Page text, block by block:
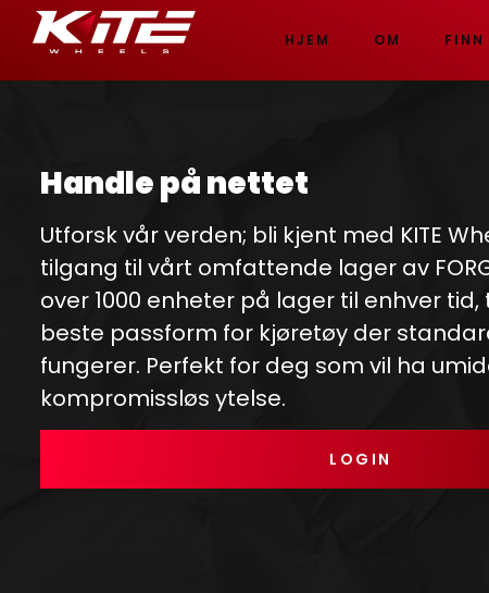
HJEM OM FINN
Handle på nettet
Utforsk vår verden; bli kjent med KITE
tilgang til vårt omfattende lager av
over 1000 enheter på lager til enhver
beste passform for kjøretøy der
fungerer. Perfekt for deg som vil ha
kompromissløs ytelse.
LOGIN